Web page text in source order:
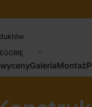
GaleriaMontaż